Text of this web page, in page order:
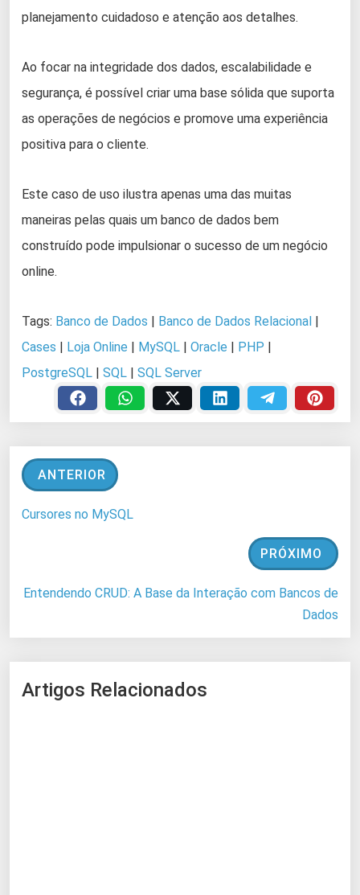
planejamento cuidadoso e atenção aos detalhes.
Ao focar na integridade dos dados, escalabilidade e
segurança, é possível criar uma base sólida que suporta
as operações de negócios e promove uma experiência
positiva para o cliente.
Este caso de uso ilustra apenas uma das muitas
maneiras pelas quais um banco de dados bem
construído pode impulsionar o sucesso de um negócio
online.
Tags: Banco de Dados | Banco de Dados Relacional |
Cases | Loja Online | MySQL | Oracle | PHP |
PostgreSQL | SQL | SQL Server
ANTERIOR
Cursores no MySQL
PRÓXIMO
Entendendo CRUD: A Base da Interação com Bancos de
Dados
Artigos Relacionados